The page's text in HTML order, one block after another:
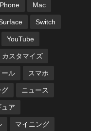
Mac
Switch
YouTube
カスタマイズ
ール スマホ
グ ニュース
ア
マイニング